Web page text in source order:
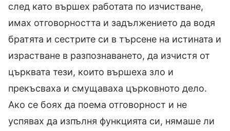
след като вършех работата по изчистване,
имах отговорността и задължението да водя
братята и сестрите си в търсене на истината и
израстване в разпознаването, да изчистя от
църквата тези, които вършеха зло и
прекъсваха и смущаваха църковното дело.
Ако се боях да поема отговорност и не
успявах да изпълня функцията си, нямаше ли